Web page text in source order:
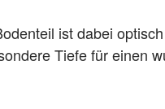
ist dabei
Tiefe für einen